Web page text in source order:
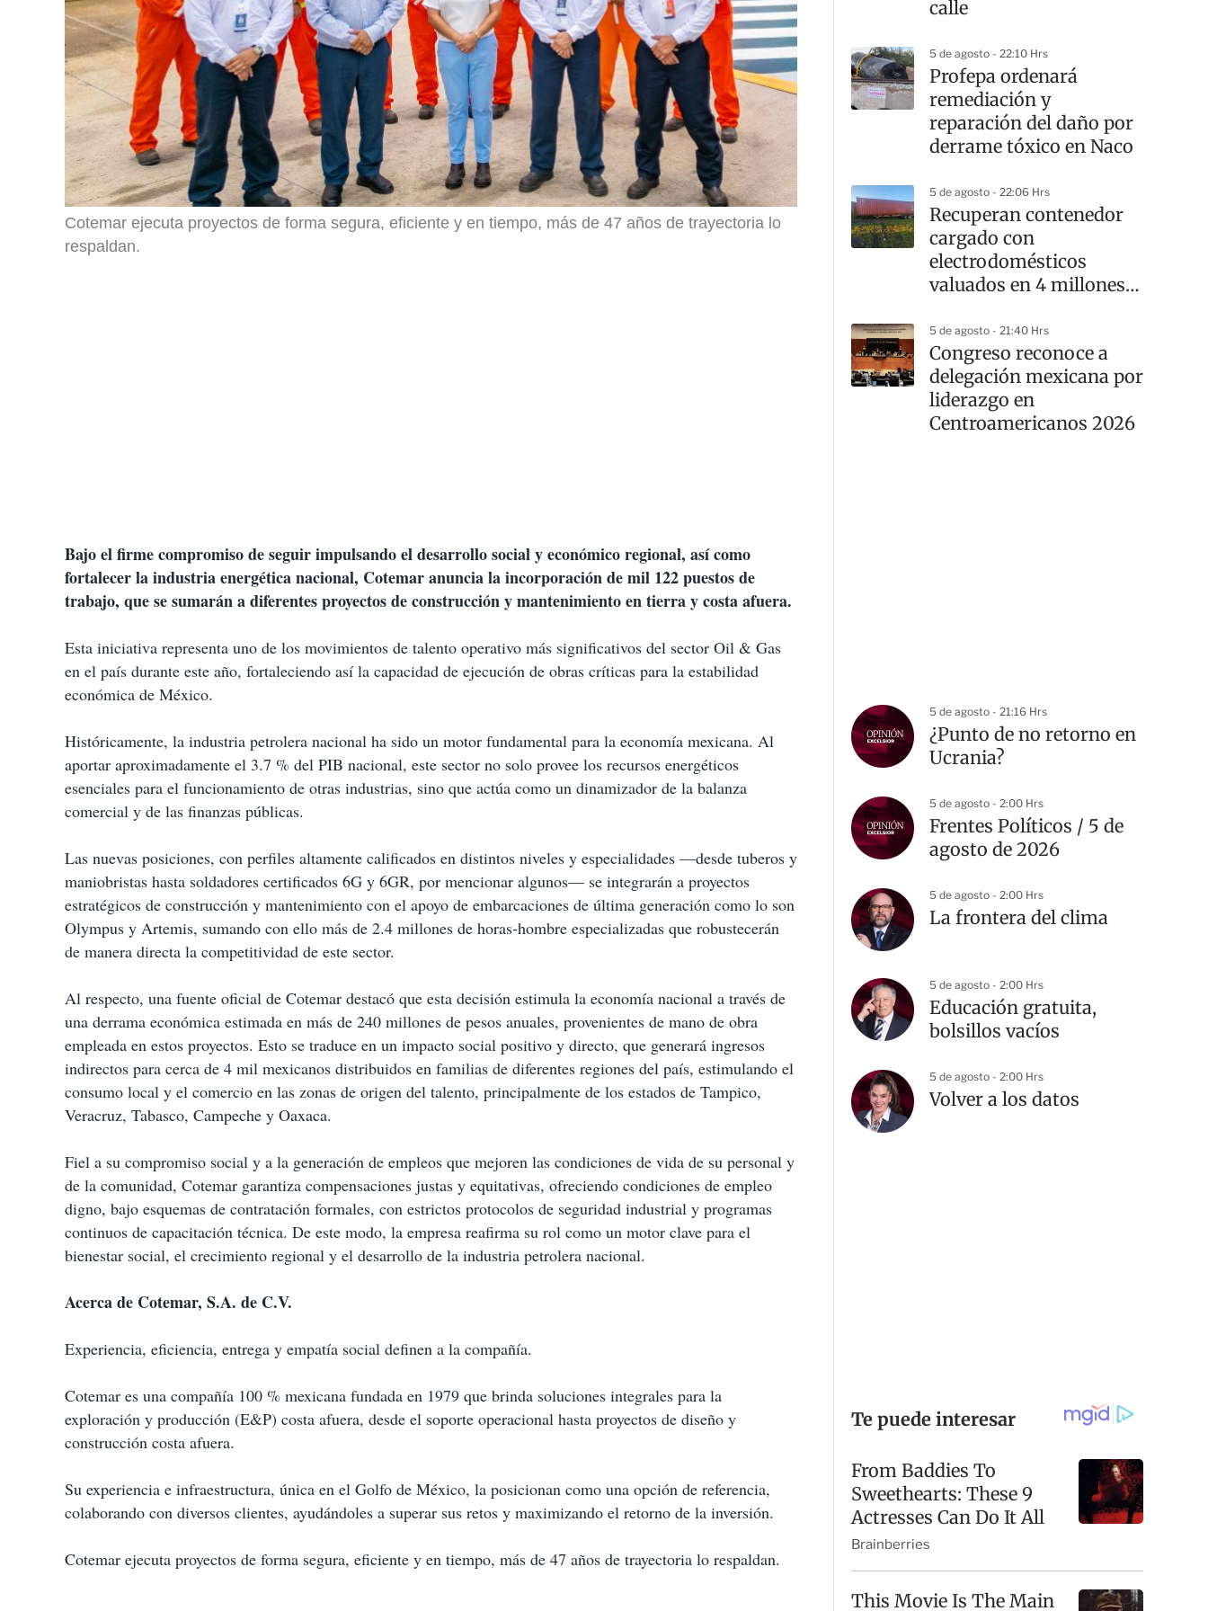
Cotemar ejecuta proyectos de forma segura, eficiente y en tiempo, más de 47 años de trayectoria lo
respaldan.
Bajo el firme compromiso de seguir impulsando el desarrollo social y económico regional, así como
fortalecer la industria energética nacional, Cotemar anuncia la incorporación de mil 122 puestos de
trabajo, que se sumarán a diferentes proyectos de construcción y mantenimiento en tierra y costa afuera.
Esta iniciativa representa uno de los movimientos de talento operativo más significativos del sector Oil & Gas
en el país durante este año, fortaleciendo así la capacidad de ejecución de obras críticas para la estabilidad
económica de México.
⁠Históricamente, la industria petrolera nacional ha sido un motor fundamental para la economía mexicana. Al
aportar aproximadamente el 3.7 % del PIB nacional, este sector no solo provee los recursos energéticos
esenciales para el funcionamiento de otras industrias, sino que actúa como un dinamizador de la balanza
comercial y de las finanzas públicas.
Las nuevas posiciones, con perfiles altamente calificados en distintos niveles y especialidades —desde tuberos y
maniobristas hasta soldadores certificados 6G y 6GR, por mencionar algunos— se integrarán a proyectos
estratégicos de construcción y mantenimiento con el apoyo de embarcaciones de última generación como lo son
Olympus y Artemis, sumando con ello más de 2.4 millones de horas-hombre especializadas que robustecerán
de manera directa la competitividad de este sector.
⁠Al respecto, una fuente oficial de Cotemar destacó que esta decisión estimula la economía nacional a través de
una derrama económica estimada en más de 240 millones de pesos anuales, provenientes de mano de obra
empleada en estos proyectos. Esto se traduce en un impacto social positivo y directo, que generará ingresos
indirectos para cerca de 4 mil mexicanos distribuidos en familias de diferentes regiones del país, estimulando el
consumo local y el comercio en las zonas de origen del talento, principalmente de los estados de Tampico,
Veracruz, Tabasco, Campeche y Oaxaca.
⁠Fiel a su compromiso social y a la generación de empleos que mejoren las condiciones de vida de su personal y
de la comunidad, Cotemar garantiza compensaciones justas y equitativas, ofreciendo condiciones de empleo
digno, bajo esquemas de contratación formales, con estrictos protocolos de seguridad industrial y programas
continuos de capacitación técnica. De este modo, la empresa reafirma su rol como un motor clave para el
bienestar social, el crecimiento regional y el desarrollo de la industria petrolera nacional.
Acerca de Cotemar, S.A. de C.V.
Experiencia, eficiencia, entrega y empatía social definen a la compañía.
Cotemar es una compañía 100 % mexicana fundada en 1979 que brinda soluciones integrales para la
exploración y producción (E&P) costa afuera, desde el soporte operacional hasta proyectos de diseño y
construcción costa afuera.
Su experiencia e infraestructura, única en el Golfo de México, la posicionan como una opción de referencia,
colaborando con diversos clientes, ayudándoles a superar sus retos y maximizando el retorno de la inversión.
Cotemar ejecuta proyectos de forma segura, eficiente y en tiempo, más de 47 años de trayectoria lo respaldan.
calle
5 de agosto - 22:10 Hrs
Profepa ordenará
remediación y
reparación del daño por
derrame tóxico en Naco
5 de agosto - 22:06 Hrs
Recuperan contenedor
cargado con
electrodomésticos
valuados en 4 millones
5 de agosto - 21:40 Hrs
Congreso reconoce a
delegación mexicana por
liderazgo en
Centroamericanos 2026
5 de agosto - 21:16 Hrs
¿Punto de no retorno en
Ucrania?
5 de agosto - 2:00 Hrs
Frentes Políticos / 5 de
agosto de 2026
5 de agosto - 2:00 Hrs
La frontera del clima
5 de agosto - 2:00 Hrs
Educación gratuita,
bolsillos vacíos
5 de agosto - 2:00 Hrs
Volver a los datos